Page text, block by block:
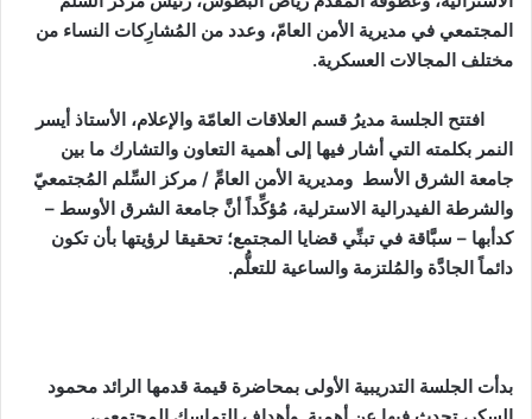
المجتمعي في مديرية الأمن العامّ، وعدد من المُشارِكات النساء من
مختلف المجالات العسكرية.
افتتح الجلسة مديرُ قسم العلاقات العامّة والإعلام، الأستاذ أيسر
النمر بكلمته التي أشار فيها إلى أهمية التعاون والتشارك ما بين
جامعة الشرق الأسط ومديرية الأمن العامِّ / مركز السِّلم المُجتمعيّ
والشرطة الفيدرالية الاسترلية، مُؤكِّداً أنَّ جامعة الشرق الأوسط –
كدأبها – سبَّاقة في تبنِّي قضايا المجتمع؛ تحقيقا لرؤيتها بأن تكون
دائماً الجادَّة والمُلتزمة والساعية للتعلُّم.
بدأت الجلسة التدريبية الأولى بمحاضرة قيمة قدمها الرائد محمود